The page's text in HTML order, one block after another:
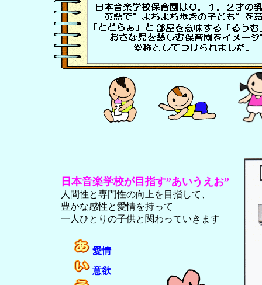
日本音楽学校が目指す”あいうえお”
人間性と専門性の向上を目指して、
豊かな感性と愛情を持って
一人ひとりの子供と関わっていきます
愛情
意欲